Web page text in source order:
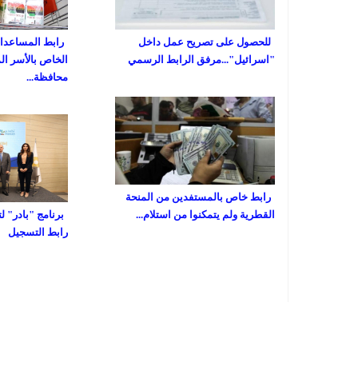
للحصول على تصريح عمل داخل
"اسرائيل"...مرفق الرابط الرسمي
رابط خاص بالمستفدين من المنحة
القطرية ولم يتمكنوا من استلام...
رابط
الخاص بالأسر
محافظة...
برنامج "بادر"
رابط التسجيل